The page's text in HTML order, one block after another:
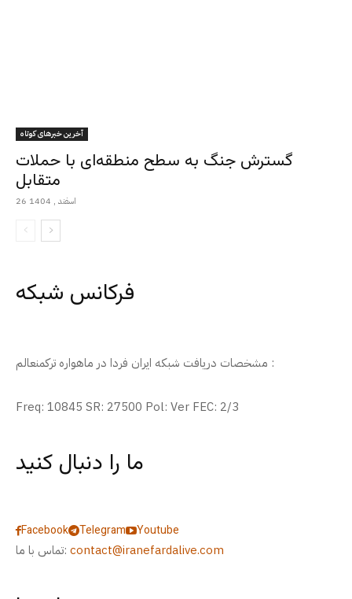
آخرین خبرهای کوتاه
گسترش جنگ به سطح منطقه‌ای با حملات
متقابل
26 اسفند , 1404
فرکانس شبکه
مشخصات دریافت شبکه ایران فردا در ماهواره ترکمنعالم :
Freq: 10845 SR: 27500 Pol: Ver FEC: 2/3
ما را دنبال کنید
Facebook Telegram
Youtube
تماس با ما: contact@iranefardalive.com